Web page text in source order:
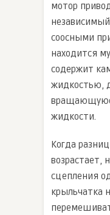
мотор
соосными
находится
содержит
жидкостью,
жидкости.
Когда
возрастает,
сцепления
крыльчатка